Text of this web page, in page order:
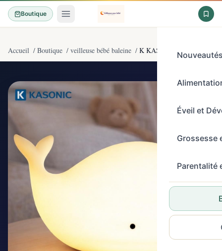
Boutique
Éveil et
Grossesse
Parentalité
Accueil / Boutique / veilleuse bébé baleine / K KASONIC Nuit Lumière